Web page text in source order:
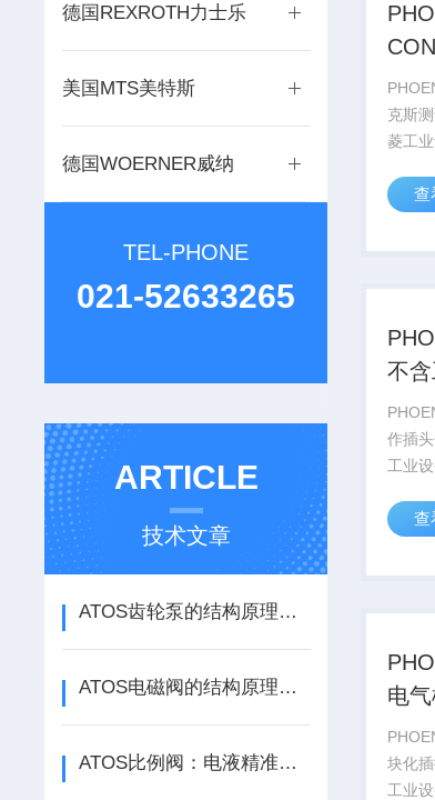
德国REXROTH力士乐
美国MTS美特斯
德国WOERNER威纳
TEL-PHONE
021-52633265
ARTICLE
技术文章
ATOS齿轮泵的结构原理与液压系统供油性能解析
ATOS电磁阀的结构原理与液压系统控制应用
ATOS比例阀：电液精准调控，解锁工业自动化核心动能
斯
头
克斯
菱工
号库
查
不
测
作插
工业
号库
查
电
测
块化
工业